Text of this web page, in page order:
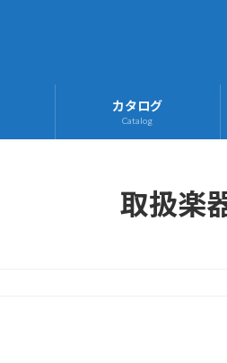
カタログ
Catalog
取扱楽